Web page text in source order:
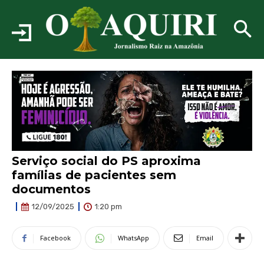
Serviço social do PS aproxima
famílias de pacientes sem
documentos
12/09/2025 1:20 pm
Facebook WhatsApp Email